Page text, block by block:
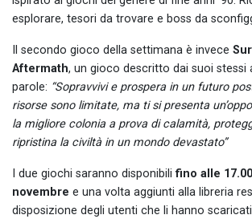
esplorare, tesori da trovare e boss da
Il secondo gioco della settimana è invece
Aftermath, un gioco descritto dai suoi stessi
parole: “Sopravvivi e prospera in un futuro
risorse sono limitate, ma ti si presenta
la migliore colonia a prova di calamità,
ripristina la civiltà in un mondo devastato”
I due giochi saranno disponibili fino alle
novembre e una volta aggiunti alla libreria
disposizione degli utenti che li hanno